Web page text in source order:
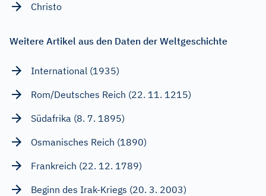
Christo
Weitere Artikel aus den Daten der Weltgeschichte
International (1935)
Rom/Deutsches Reich (22. 11. 1215)
Südafrika (8. 7. 1895)
Osmanisches Reich (1890)
Frankreich (22. 12. 1789)
Beginn des Irak-Kriegs (20. 3. 2003)